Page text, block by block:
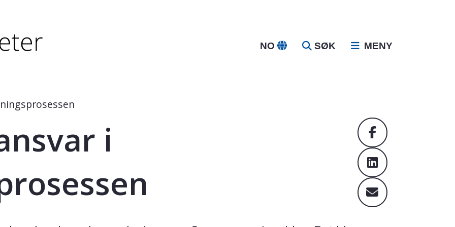
eller - (minus) for å forminske.
eller - (minus) for å forminske.
NO SØK MENY
i